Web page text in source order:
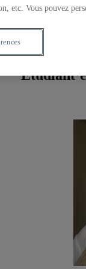
etc. Vous pouvez